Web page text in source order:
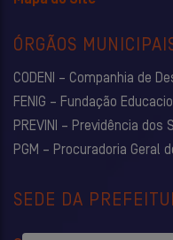
ÓRGÃOS
CODENI – Companhia de
FENIG – Fundação
PREVINI – Previdência dos
PGM – Procuradoria Geral
SEDE DA